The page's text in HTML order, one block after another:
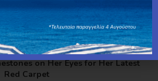
Step Skincare Routine Helped to
Her Acne
next post
on Her Eyes for Her Latest
Red Carpet